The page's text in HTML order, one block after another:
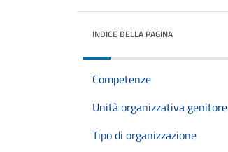
INDICE DELLA PAGINA
Competenze
Unità organizzativa genitore
Tipo di organizzazione